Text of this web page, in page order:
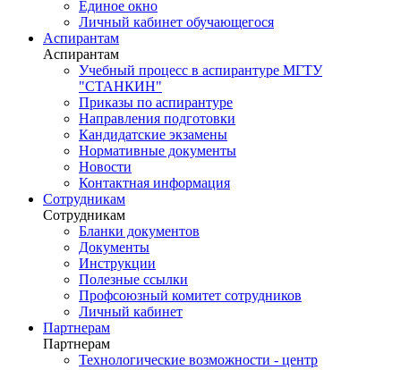
Единое окно
Личный кабинет обучающегося
Аспирантам
Аспирантам
Учебный процесс в аспирантуре МГТУ
"СТАНКИН"
Приказы по аспирантуре
Направления подготовки
Кандидатские экзамены
Нормативные документы
Новости
Контактная информация
Сотрудникам
Сотрудникам
Бланки документов
Документы
Инструкции
Полезные ссылки
Профсоюзный комитет сотрудников
Личный кабинет
Партнерам
Партнерам
Технологические возможности - центр